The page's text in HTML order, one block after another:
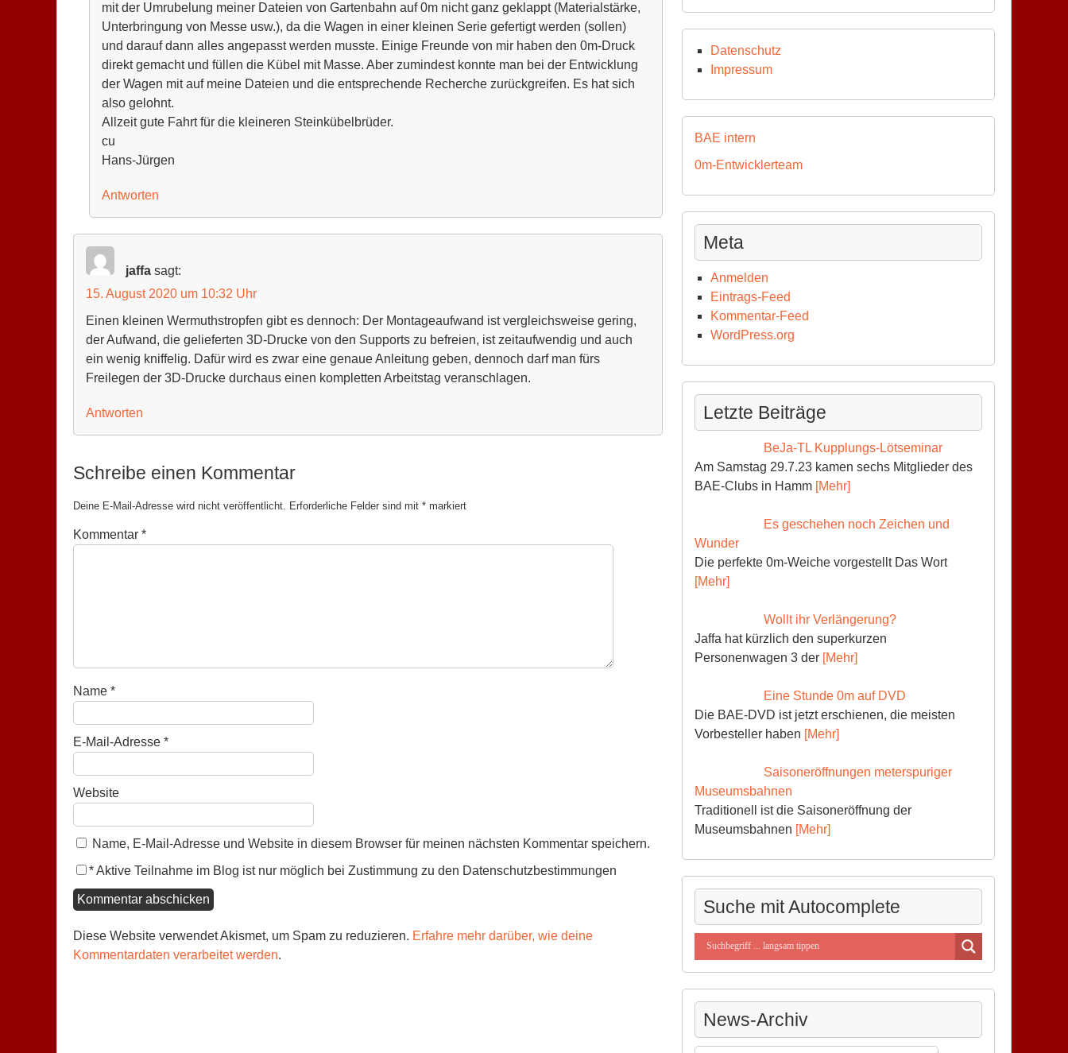
mit der Umrubelung meiner Dateien von Gartenbahn auf 0m nicht ganz geklappt (Materialstärke,
Unterbringung von Messe usw.), da die Wagen in einer kleinen Serie gefertigt werden (sollen)
und darauf dann alles angepasst werden musste. Einige Freunde von mir haben den 0m-Druck
direkt gemacht und füllen die Kübel mit Masse. Aber zumindest konnte man bei der Entwicklung
der Wagen mit auf meine Dateien und die entsprechende Recherche zurückgreifen. Es hat sich
also gelohnt.
Allzeit gute Fahrt für die kleineren Steinkübelbrüder.
cu
Hans-Jürgen
Antworten
jaffa sagt:
15. August 2020 um 10:32 Uhr
Einen kleinen Wermuthstropfen gibt es dennoch: Der Montageaufwand ist vergleichsweise gering,
der Aufwand, die gelieferten 3D-Drucke von den Supports zu befreien, ist zeitaufwendig und auch
ein wenig kniffelig. Dafür wird es zwar eine genaue Anleitung geben, dennoch darf man fürs
Freilegen der 3D-Drucke durchaus einen kompletten Arbeitstag veranschlagen.
Antworten
Schreibe einen Kommentar
Deine E-Mail-Adresse wird nicht veröffentlicht. Erforderliche Felder sind mit * markiert
Kommentar *
Name *
E-Mail-Adresse *
Website
Name, E-Mail-Adresse und Website in diesem Browser für meinen nächsten Kommentar speichern.
*Aktive Teilnahme im Blog ist nur möglich bei Zustimmung zu den Datenschutzbestimmungen
Diese Website verwendet Akismet, um Spam zu reduzieren. Erfahre mehr darüber, wie deine
Kommentardaten verarbeitet werden.
Datenschutz
Impressum
BAE intern
0m-Entwicklerteam
Meta
Anmelden
Eintrags-Feed
Kommentar-Feed
WordPress.org
Letzte Beiträge
BeJa-TL Kupplungs-Lötseminar
Am Samstag 29.7.23 kamen sechs Mitglieder des
BAE-Clubs in Hamm [Mehr]
Es geschehen noch Zeichen und
Wunder
Die perfekte 0m-Weiche vorgestellt Das Wort
[Mehr]
Wollt ihr Verlängerung?
Jaffa hat kürzlich den superkurzen
Personenwagen 3 der [Mehr]
Eine Stunde 0m auf DVD
Die BAE-DVD ist jetzt erschienen, die meisten
Vorbesteller haben [Mehr]
Saisoneröffnungen meterspuriger
Museumsbahnen
Traditionell ist die Saisoneröffnung der
Museumsbahnen [Mehr]
Suche mit Autocomplete
News-Archiv